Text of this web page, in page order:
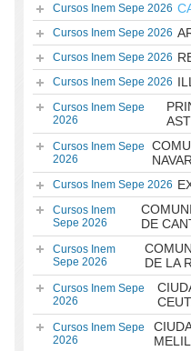
Cursos Inem Sepe 2026
Cursos Inem Sepe 2026
Cursos Inem Sepe 2026
Cursos Inem Sepe 2026
Cursos Inem Sepe
2026
Cursos Inem Sepe
2026
Cursos Inem Sepe 2026
Cursos Inem
Sepe 2026
DE
Cursos Inem
Sepe 2026
DE LA
Cursos Inem Sepe
2026
Cursos Inem Sepe
2026